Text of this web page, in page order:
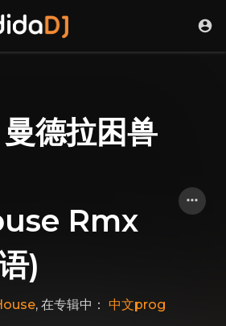
德拉困兽
Rmx
)
, 在专辑中： 中文prog